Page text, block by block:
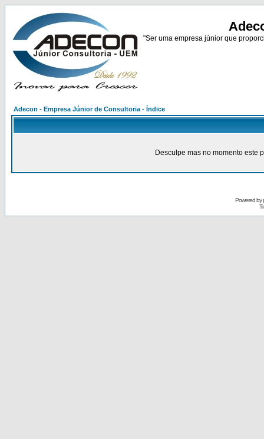
"Ser uma empresa júnior que
Adecon - Empresa Júnior de Consultoria - Índice
Desculpe mas no momento este
Powered by